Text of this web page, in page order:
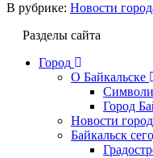
В рубрике: Новости
Разделы сайта
Город
О Байкальске
Город
Новости
Байкальск